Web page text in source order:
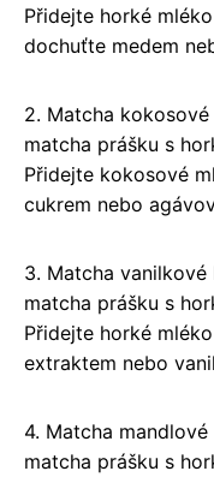
Přidejte horké
dochuťte medem
2. Matcha
matcha prášku s
Přidejte kokosové
cukrem nebo
3. Matcha
matcha prášku s
Přidejte horké
extraktem nebo
4. Matcha
matcha prášku s